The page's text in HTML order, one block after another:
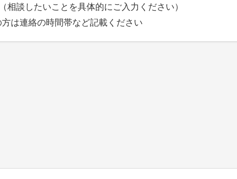
相談したいことを具体的にご入力ください）
は連絡の時間帯など記載ください